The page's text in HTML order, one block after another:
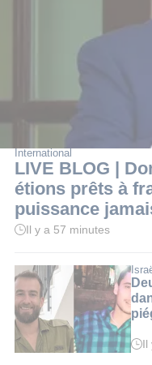
International
LIVE BLOG |
étions prêts à
puissance
Seconde Guerre
Temps
:
1
min.
Il y a 57 minutes
Il